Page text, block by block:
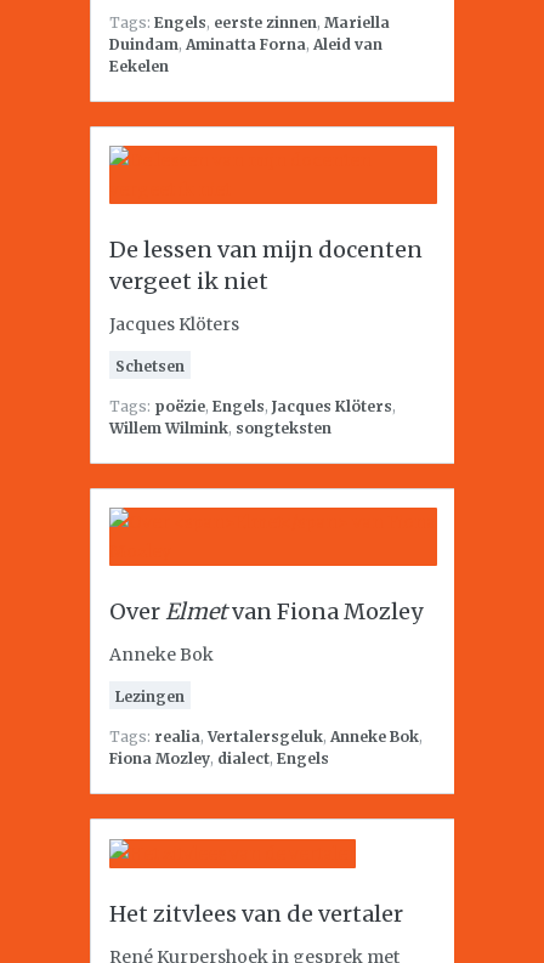
Tags: Engels, eerste zinnen, Mariella
Duindam, Aminatta Forna, Aleid van
Eekelen
De lessen van mijn docenten
vergeet ik niet
Jacques Klöters
Schetsen
Tags: poëzie, Engels, Jacques Klöters,
Willem Wilmink, songteksten
OverElmetvan Fiona Mozley
Anneke Bok
Lezingen
Tags: realia,Vertalersgeluk, Anneke Bok,
Fiona Mozley, dialect, Engels
Het zitvlees van de vertaler
René Kurpershoek in gesprek met